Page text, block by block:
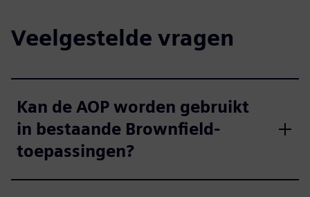
Veelgestelde vragen
Kan de AOP worden gebruikt
in bestaande Brownfield-
toepassingen?